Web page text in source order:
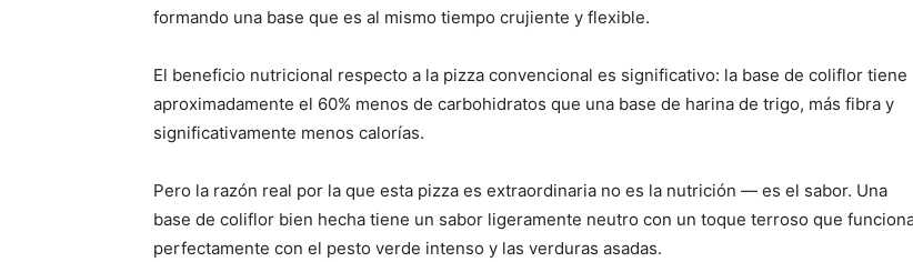
formando una base que es al mismo tiempo crujiente y flexible.
El beneficio nutricional respecto a la pizza convencional es significativo: la base de coliflor tiene
aproximadamente el 60% menos de carbohidratos que una base de harina de trigo, más fibra y
significativamente menos calorías.
Pero la razón real por la que esta pizza es extraordinaria no es la nutrición — es el sabor. Una
base de coliflor bien hecha tiene un sabor ligeramente neutro con un toque terroso que
perfectamente con el pesto verde intenso y las verduras asadas.